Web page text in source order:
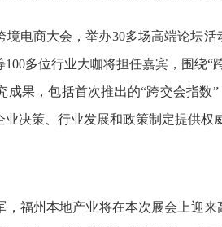
境电商大会，举办30多场高端论坛
多位行业大咖将担任嘉宾，围绕
果，包括首次推出的“跨交会指数
决策、行业发展和政策制定提供权
，福州本地产业将在本次展会上迎